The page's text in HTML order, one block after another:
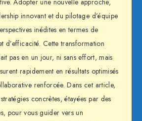
Adopter une nouvelle approche,
innovant et du pilotage d’équipe
inédites en termes de
d’efficacité. Cette transformation
pas en un jour, ni sans effort, mais
rapidement en résultats optimisés
renforcée. Dans cet article,
concrètes, étayées par des
pour vous guider vers un